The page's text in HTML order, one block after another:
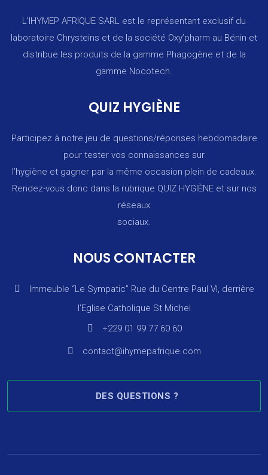
L’IHYMEP AFRIQUE SARL est le représentant exclusif du
laboratoire Chrysteins et de la société Oxy’pharm au Bénin et
distribue les produits de la gamme Phagogène et de la
gamme Nocotech.
QUIZ HYGIÈNE
Participez à notre jeu de questions/réponses hebdomadaire
pour tester vos connaissances sur
l’hygiène et gagner par la même occasion plein de cadeaux.
Rendez-vous donc dans la rubrique QUIZ HYGIÈNEet sur nos
réseaux
sociaux.
NOUS CONTACTER
Immeuble “Le Sympatic” Rue du Centre Paul VI, derrière
l’Eglise Catholique St Michel
+229 01 99 77 60 60
contact@ihymepafrique.com
DES QUESTIONS ?